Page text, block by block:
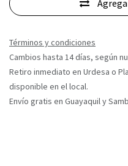
Términos y condiciones
Cambios hasta 14 días, según
Retiro inmediato en Urdesa o
disponible en el local.
Envío gratis en Guayaquil y